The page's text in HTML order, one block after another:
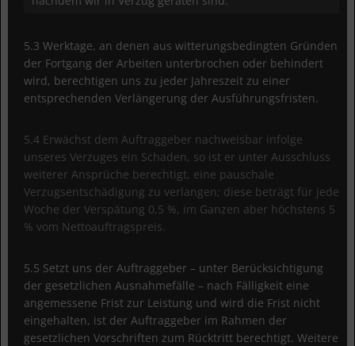
5.3 Werktage, an denen aus witterungsbedingten Gründen
der Fortgang der Arbeiten unterbrochen oder behindert
wird, berechtigen uns zu jeder Jahreszeit zu einer
entsprechenden Verlängerung der Ausführungsfristen.
5.4 Erwächst dem Auftraggeber nachweisbar infolge
unseres Verzuges ein Schaden, so ist er unter Ausschluss
weiterer Ansprüche berechtigt, eine pauschale
Verzugsentschädigung zu verlangen; diese beträgt für jede
Woche der Verspätung 0,5 %, im Ganzen aber höchstens 5
% vom Nettoauftragspreis.
5.5 Setzt uns der Auftraggeber – unter Berücksichtigung
der gesetzlichen Ausnahmefälle – nach Fälligkeit eine
angemessene Frist zur Leistung und wird die Frist nicht
eingehalten, ist der Auftraggeber im Rahmen der
gesetzlichen Vorschriften zum Rücktritt berechtigt. Weitere